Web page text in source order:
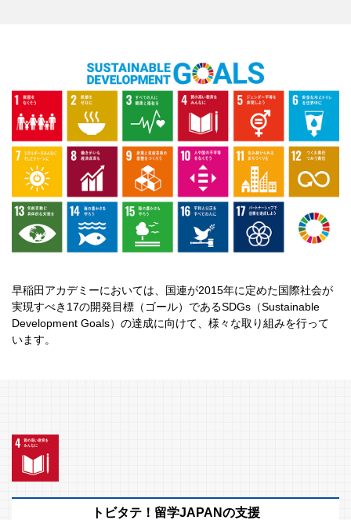
早稲田アカデミーにおいては、国連が2015年に定めた国際社会が
実現すべき17の開発目標（ゴール）であるSDGs（Sustainable
Development Goals）の達成に向けて、様々な取り組みを行って
います。
トビタテ！留学JAPANの支援